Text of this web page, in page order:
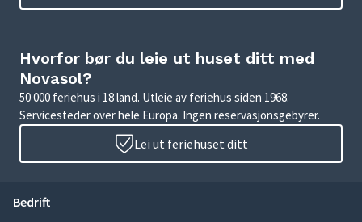
Hvorfor bør du leie ut huset ditt med
Novasol?
50 000 feriehus i 18 land. Utleie av feriehus siden 1968.
Servicesteder over hele Europa. Ingen reservasjonsgebyrer.
Lei ut feriehuset ditt
Bedrift